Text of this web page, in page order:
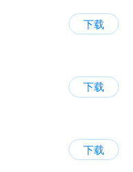
下载
下载
下载